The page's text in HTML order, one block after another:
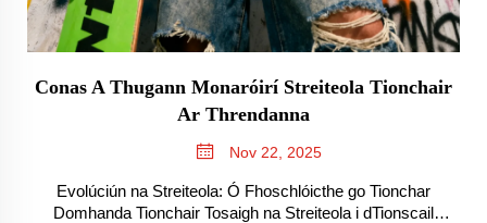
Conas A Thugann Monaróirí Streiteola Tionchair
Ar Threndanna
Nov 22, 2025
Evolúciún na Streiteola: Ó Fhoschlóicthe go Tionchar
Domhanda Tionchair Tosaigh na Streiteola i dTionscail